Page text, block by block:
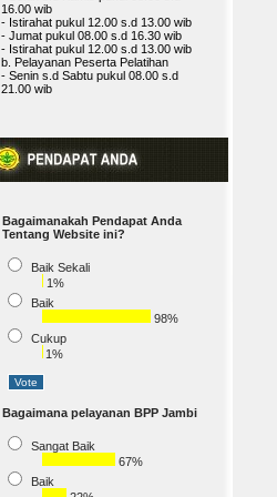
b. Pelayanan Peserta Pelatihan
- Senin s.d Sabtu pukul 08.00 s.d
21.00 wib
Bagaimanakah Pendapat Anda
Tentang Website ini?
Baik Sekali
1%
Baik
98%
Cukup
1%
Bagaimana pelayanan BPP Jambi
Sangat Baik
67%
Baik